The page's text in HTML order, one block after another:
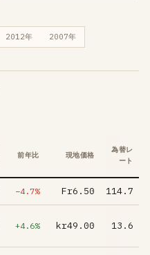
2012年
2007年
前年比 現地価格
為替レ
ート
−4.7% Fr6.50 114.7
+4.6% kr49.00 13.6